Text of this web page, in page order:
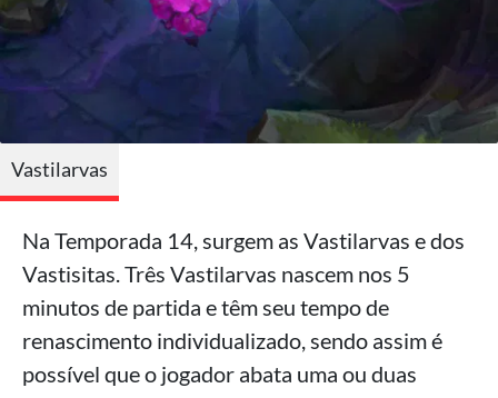
Vastilarvas
Na Temporada 14, surgem as Vastilarvas e dos
Vastisitas. Três Vastilarvas nascem nos 5
minutos de partida e têm seu tempo de
renascimento individualizado, sendo assim é
possível que o jogador abata uma ou duas